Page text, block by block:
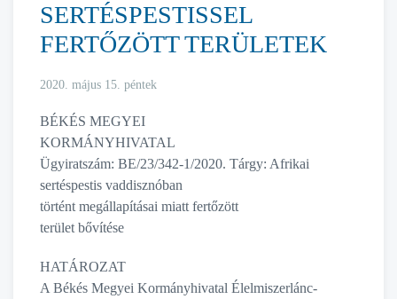
SERTÉSPESTISSEL
FERTŐZÖTT TERÜLETEK
2020. május 15. péntek
BÉKÉS MEGYEI
KORMÁNYHIVATAL
Ügyiratszám: BE/23/342-1/2020. Tárgy: Afrikai
sertéspestis vaddisznóban
történt megállapításai miatt fertőzött
terület bővítése
HATÁROZAT
A Békés Megyei Kormányhivatal Élelmiszerlánc-